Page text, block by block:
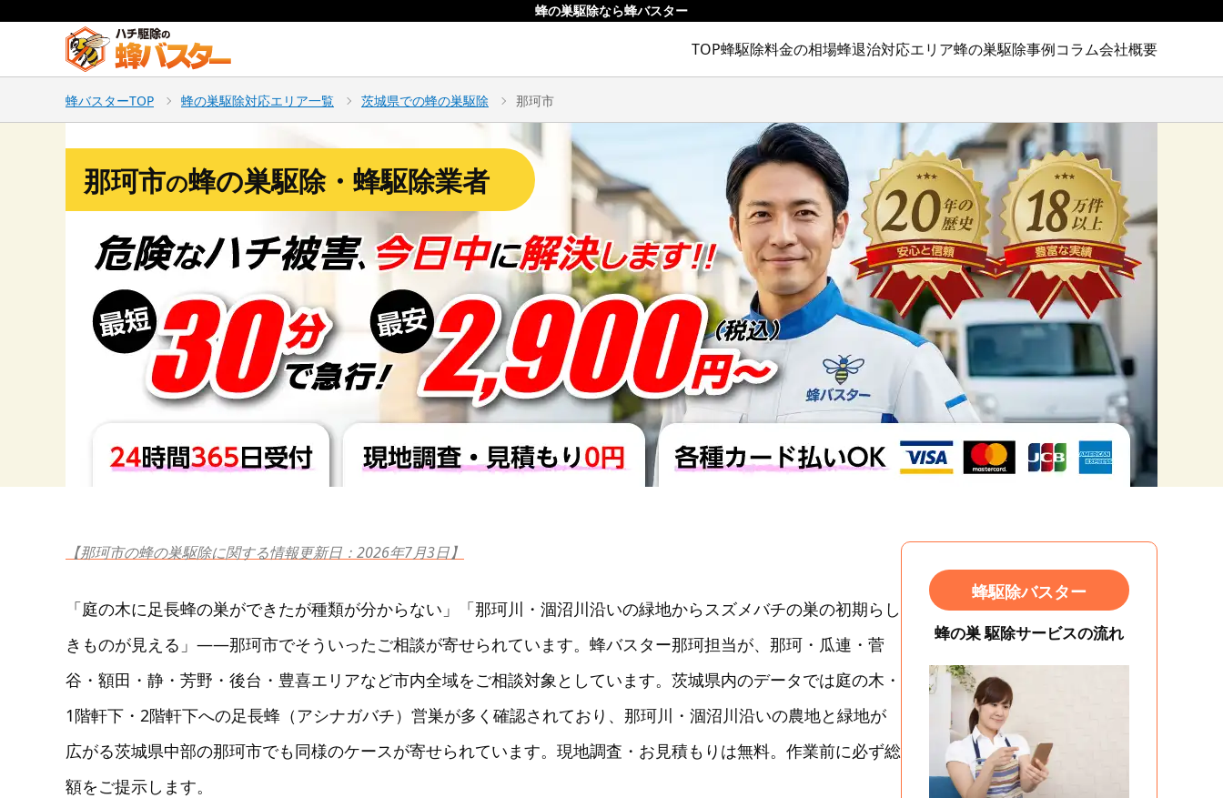
蜂の巣駆除なら蜂バスター
TOP蜂駆除料金の相場蜂退治対応エリア蜂の巣駆除事例コラム会社概要
蜂バスターTOP 蜂の巣駆除対応エリア一覧 茨城県での蜂の巣駆除 那珂市
那珂市の蜂の巣駆除・蜂駆除業者
【那珂市の蜂の巣駆除に関する情報更新日：2026年7月3日】
「庭の木に足長蜂の巣ができたが種類が分からない」「那珂川・涸沼川沿いの緑地からスズメバチの巣の初期らし
きものが見える」——那珂市でそういったご相談が寄せられています。蜂バスター那珂担当が、那珂・瓜連・菅
谷・額田・静・芳野・後台・豊喜エリアなど市内全域をご相談対象としています。茨城県内のデータでは庭の木・
1階軒下・2階軒下への足長蜂（アシナガバチ）営巣が多く確認されており、那珂川・涸沼川沿いの農地と緑地が
広がる茨城県中部の那珂市でも同様のケースが寄せられています。現地調査・お見積もりは無料。作業前に必ず総
額をご提示します。
蜂駆除バスター
蜂の巣 駆除サービスの流れ